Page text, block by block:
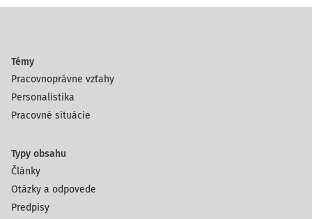
Témy
Pracovnoprávne vzťahy
Personalistika
Pracovné situácie
Typy obsahu
Články
Otázky a odpovede
Predpisy